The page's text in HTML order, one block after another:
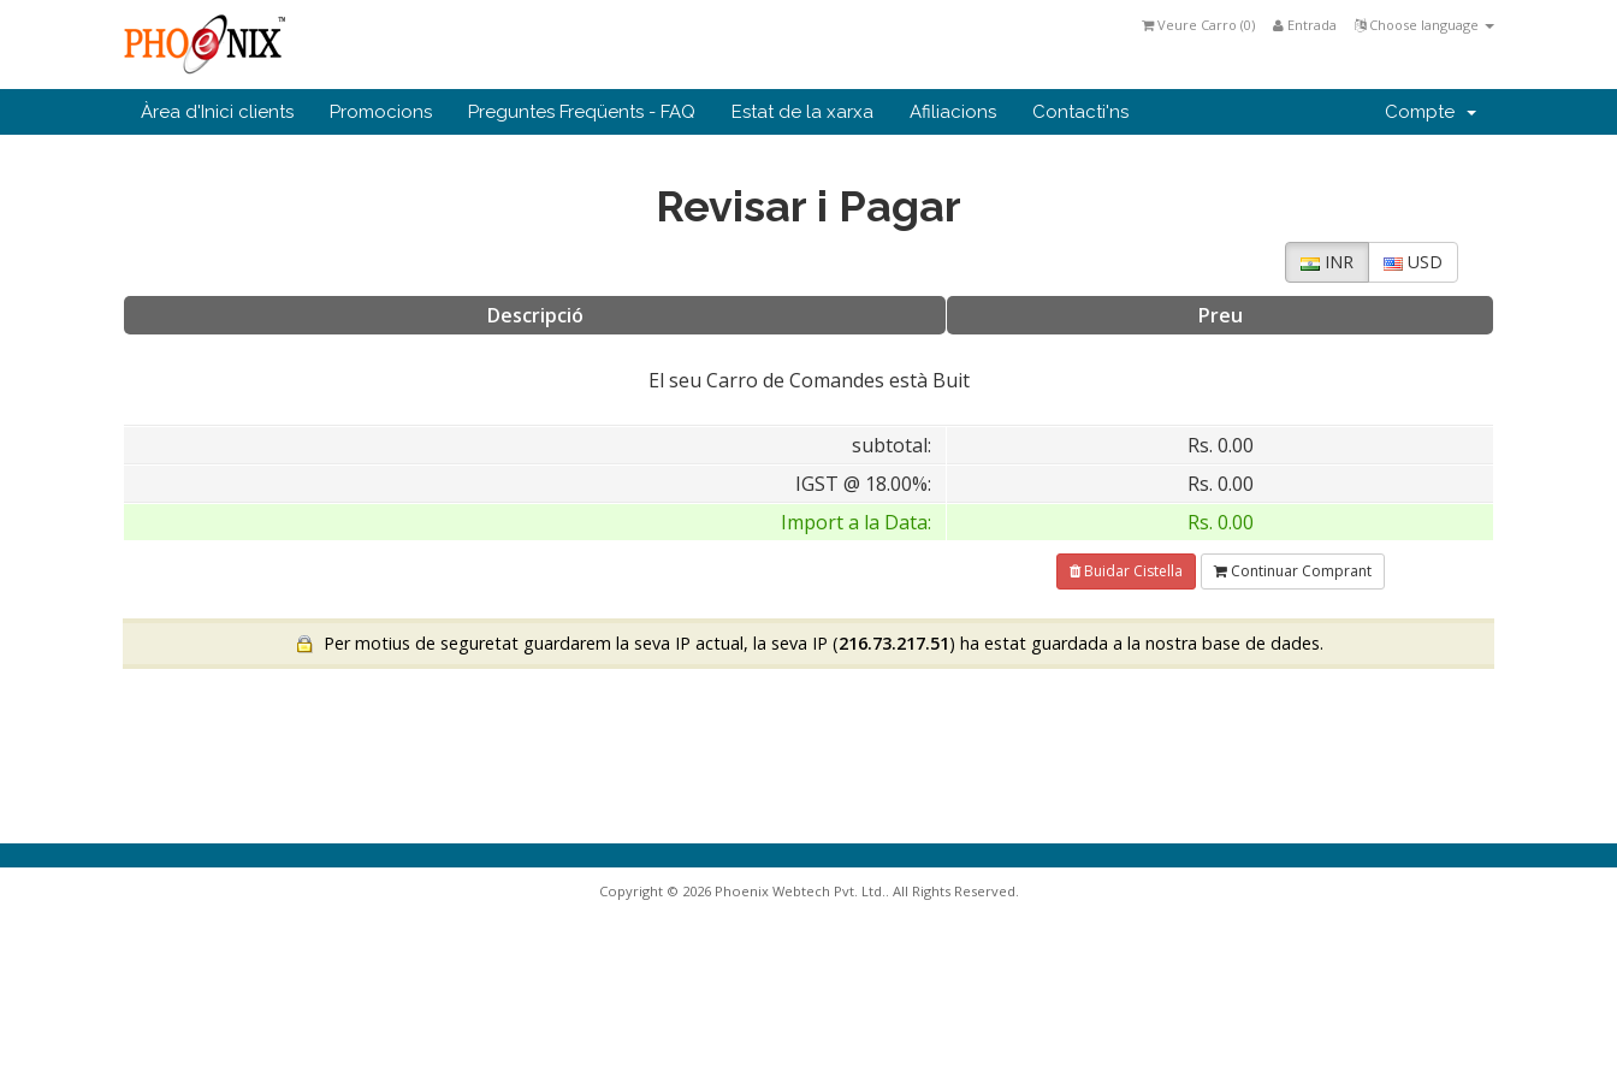
Choose language
Entrada
Veure Carro (0)
Àrea d'Inici clients Promocions Preguntes Freqüents - FAQ Estat de la xarxa Afiliacions Contacti'ns Compte
Revisar i Pagar
INR USD
Descripció Preu
El seu Carro de Comandes està Buit
subtotal:
Rs. 0.00
IGST @ 18.00%:
Rs. 0.00
Import a la Data:
Rs. 0.00
Buidar Cistella Continuar Comprant
Per motius de seguretat guardarem la seva IP actual, la seva IP (216.73.217.51) ha estat guardada a la nostra base de dades.
Copyright © 2026 Phoenix Webtech Pvt. Ltd.. All Rights Reserved.